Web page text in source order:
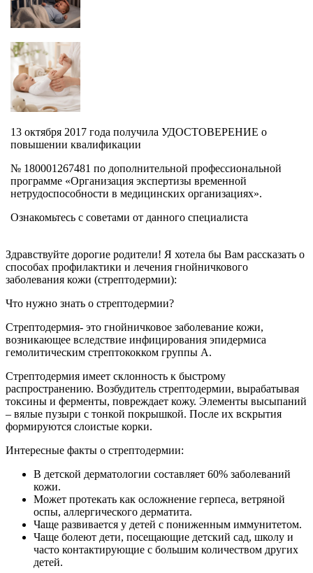
13 октября 2017 года получила УДОСТОВЕРЕНИЕ о
повышении квалификации
№ 180001267481 по дополнительной профессиональной
программе «Организация экспертизы временной
нетрудоспособности в медицинских организациях».
Ознакомьтесь с советами от данного специалиста
Здравствуйте дорогие родители! Я хотела бы Вам рассказать о
способах профилактики и лечения гнойничкового
заболевания кожи (стрептодермии):
Что нужно знать о стрептодермии?
Стрептодермия- это гнойничковое заболевание кожи,
возникающее вследствие инфицирования эпидермиса
гемолитическим стрептококком группы А.
Стрептодермия имеет склонность к быстрому
распространению. Возбудитель стрептодермии, вырабатывая
токсины и ферменты, повреждает кожу. Элементы высыпаний
– вялые пузыри с тонкой покрышкой. После их вскрытия
формируются слоистые корки.
Интересные факты о стрептодермии:
В детской дерматологии составляет 60% заболеваний
кожи.
Может протекать как осложнение герпеса, ветряной
оспы, аллергического дерматита.
Чаще развивается у детей с пониженным иммунитетом.
Чаще болеют дети, посещающие детский сад, школу и
часто контактирующие с большим количеством других
детей.